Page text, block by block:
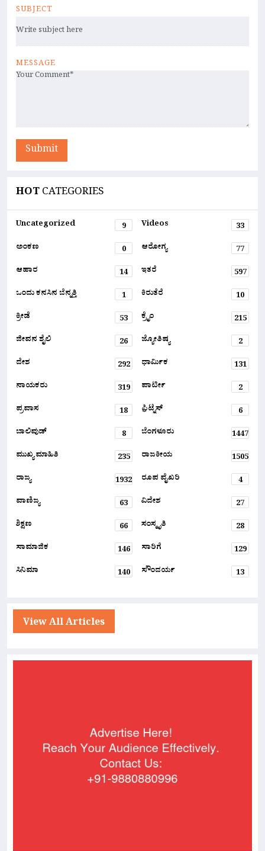
SUBJECT
MESSAGE
Submit
HOTCATEGORIES
Uncategorized 9 Videos
33
ಅಂಕಣ
0 ಆರೋಗ್ಯ
77
ಆಹಾರ
14 ಇತರೆ
597
ಒಂದು ಕನಸಿನ ಬೆನ್ನತ್ತಿ
1 ಕಿರುತೆರೆ
10
ಕ್ರೀಡೆ
53 ಕ್ರೈಂ
215
ಜೀವನ ಶೈಲಿ
26 ಜ್ಯೋತಿಷ್ಯ
2
ದೇಶ
292 ಧಾರ್ಮಿಕ
131
ನಾಯಕರು
319 ಪಾರ್ಟೀ
2
ಪ್ರವಾಸ
18 ಫ಼ಿಟ್ನೆಸ್
6
ಬಾಲಿವುಡ್
8 ಬೆಂಗಳೂರು
1447
ಮುಖ್ಯ ಮಾಹಿತಿ
235 ರಾಜಕೀಯ
1505
ರಾಜ್ಯ
1932 ರೂಪ ವೈಖರಿ
4
ವಾಣಿಜ್ಯ
63 ವಿದೇಶ
27
ಶಿಕ್ಷಣ
66 ಸಂಸ್ಕೃತಿ
28
ಸಾಮಾಜಿಕ
146 ಸಾರಿಗೆ
129
ಸಿನಿಮಾ
140 ಸೌಂದರ್ಯ 13
View All Articles